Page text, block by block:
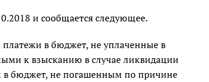
и сообщается следующее.
платежи в бюджет, не уплаченные в
к взысканию в случае ликвидации
в бюджет, не погашенным по причине